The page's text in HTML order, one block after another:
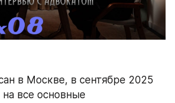
в Москве, в сентябре 2025
все основные